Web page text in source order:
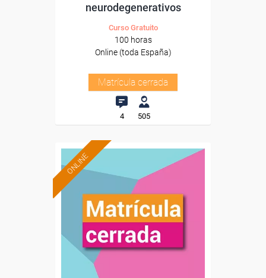
neurodegenerativos
Curso Gratuito
100 horas
Online (toda España)
Matrícula cerrada
4 505
ONLINE